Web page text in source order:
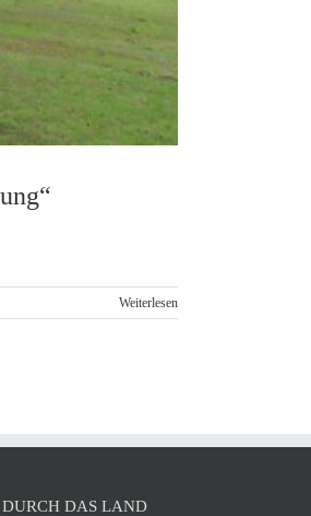
Weiterlesen
DURCH DAS LAND